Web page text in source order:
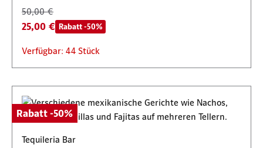
50,00 €
25,00 € Rabatt -50%
Verfügbar: 44 Stück
Rabatt -50%
Tequileria Bar